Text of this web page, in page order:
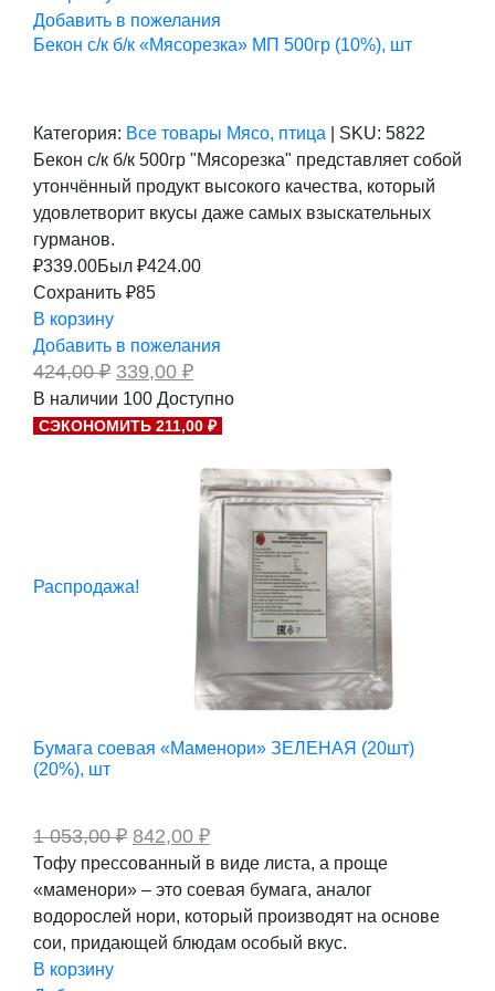
Добавить в пожелания
Бекон с/к б/к «Мясорезка» МП 500гр (10%), шт
Категория: Все товары Мясо, птица SKU: 5822
Бекон с/к б/к 500гр "Мясорезка" представляет собой
утончённый продукт высокого качества, который
удовлетворит вкусы даже самых взыскательных
гурманов.
₽339.00Был ₽424.00
Сохранить ₽85
В корзину
Добавить в пожелания
424,00₽ Первоначальная
цена
составляла
424,00 ₽.
339,00 ₽Текущая
цена:
339,00 ₽.
В наличии 100 Доступно
СЭКОНОМИТЬ 211,00 ₽
Распродажа!
Бумага соевая «Маменори» ЗЕЛЕНАЯ (20шт)
(20%), шт
1 053,00₽ Первоначальная
цена
составляла
1
053,00 ₽.
842,00 ₽Текущая
цена:
842,00 ₽.
Тофу прессованный в виде листа, а проще
«маменори» – это соевая бумага, аналог
водорослей нори, который производят на основе
сои, придающей блюдам особый вкус.
В корзину